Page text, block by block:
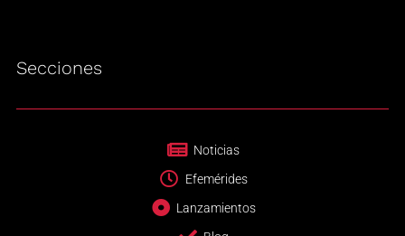
Secciones
Noticias
Efemérides
Lanzamientos